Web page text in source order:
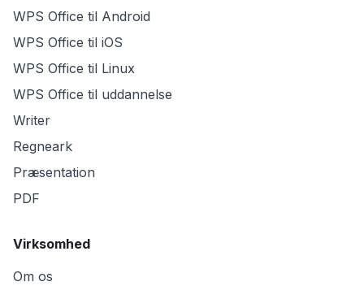
WPS Office til Android
WPS Office til iOS
WPS Office til Linux
WPS Office til uddannelse
Writer
Regneark
Præsentation
PDF
Virksomhed
Om os